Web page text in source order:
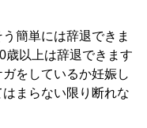
簡単には辞退できま
歳以上は辞退できます
をしているか妊娠し
まらない限り断れな